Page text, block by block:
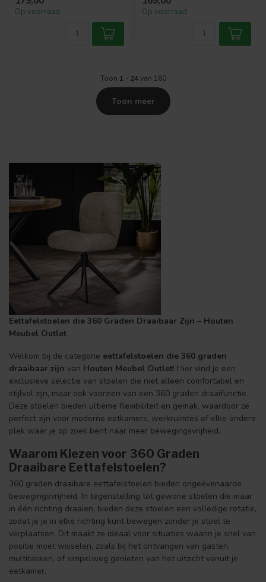
comfor...
Op voorraad
en comfort...
Op voorraad
Toon 1 - 24van 160
Toon meer
Eettafelstoelen die 360 Graden Draaibaar Zijn – Houten
Meubel Outlet
Welkom bij de categorie eettafelstoelen die 360 graden
draaibaar zijn van Houten Meubel Outlet! Hier vind je een
exclusieve selectie van stoelen die niet alleen comfortabel en
stijlvol zijn, maar ook voorzien van een 360 graden draaifunctie.
Deze stoelen bieden ultieme flexibiliteit en gemak, waardoor ze
perfect zijn voor moderne eetkamers, werkruimtes of elke andere
plek waar je op zoek bent naar meer bewegingsvrijheid.
Waarom Kiezen voor 360 Graden
Draaibare Eettafelstoelen?
360 graden draaibare eettafelstoelen bieden ongeëvenaarde
bewegingsvrijheid. In tegenstelling tot gewone stoelen die maar
in één richting draaien, bieden deze stoelen een volledige rotatie,
zodat je je in elke richting kunt bewegen zonder je stoel te
verplaatsen. Dit maakt ze ideaal voor situaties waarin je snel van
positie moet wisselen, zoals bij het ontvangen van gasten,
multitasken, of simpelweg genieten van het uitzicht vanuit je
eetkamer.